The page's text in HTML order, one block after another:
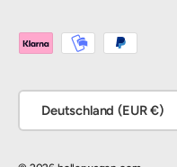
Zahlungsmethoden
Deutschland (EUR €)